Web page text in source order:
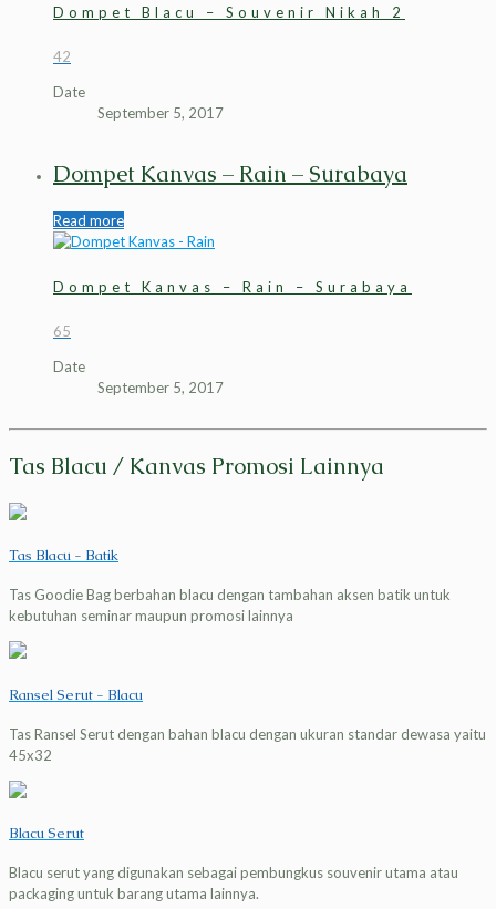
Dompet Blacu – Souvenir Nikah 2
42
Date
September 5, 2017
Dompet Kanvas – Rain – Surabaya
Read more
Dompet Kanvas – Rain – Surabaya
65
Date
September 5, 2017
Tas Blacu / Kanvas Promosi Lainnya
Tas Blacu - Batik
Tas Goodie Bag berbahan blacu dengan tambahan aksen batik untuk
kebutuhan seminar maupun promosi lainnya
Ransel Serut - Blacu
Tas Ransel Serut dengan bahan blacu dengan ukuran standar dewasa yaitu
45x32
Blacu Serut
Blacu serut yang digunakan sebagai pembungkus souvenir utama atau
packaging untuk barang utama lainnya.